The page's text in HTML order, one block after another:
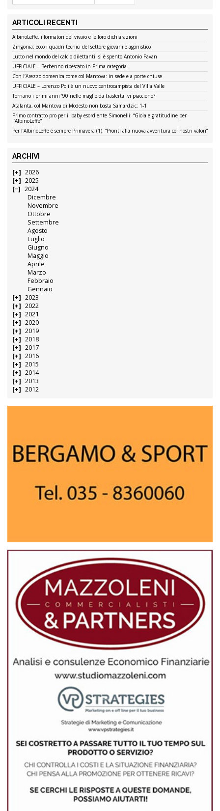
ARTICOLI RECENTI
AlbinoLeffe, i formatori del vivaio e le loro dichiarazioni
Zingonia: ecco i quadri tecnici del settore giovanile agonistico
Lutto nel mondo del calcio dilettanti: si è spento Antonio Pavan
UFFICIALE – Berbenno ripescato in Prima categoria
Con l’Arezzo domenica come col Mantova: in sede e a porte chiuse
UFFICIALE – Lorenzo Poli è un nuovo centrocampista del Villa Valle
Tornano i primi anni ’90 nelle maglie da trasferta: vi piacciono?
Atalanta, col Mantova di Modesto non basta Samardzic: 1-1
Primo contratto pro per il baby esordiente Simonelli: “Gioia e gratitudine per
l’AlbinoLeffe”
Per l’AlbinoLeffe è sempre Primavera (1): “Pronti alla nuova avventura coi nostri valori”
ARCHIVI
2026
2025
2024
Dicembre
Novembre
Ottobre
Settembre
Agosto
Luglio
Giugno
Maggio
Aprile
Marzo
Febbraio
Gennaio
2023
2022
2021
2020
2019
2018
2017
2016
2015
2014
2013
2012